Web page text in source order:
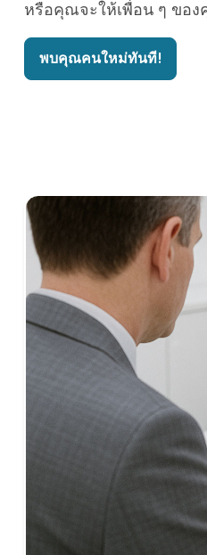
หรือคุณจะให้เพื่อน ๆ ขอ
พบคุณคนใหม่ทันที!